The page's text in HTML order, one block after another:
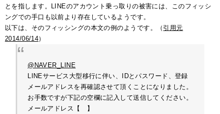
とを指します。LINEのアカウント乗っ取りの被害には、このフィッシ
ングでの手口も以前より存在しているようです。
以下は、そのフィッシングの本文の例のようです。（ 引用元
2014/06/14）
@NAVER_LINE
LINEサービス大型移行に伴い、IDとパスワード、登録
メールアドレスを再確認させて頂くことになりました。
お手数ですが下記の空欄に記入して送信してください。
メールアドレス【 】